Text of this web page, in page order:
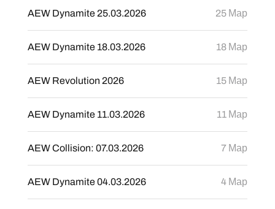
AEW Dynamite 25.03.2026 25 Мар
AEW Dynamite 18.03.2026 18 Мар
AEW Revolution 2026 15 Мар
AEW Dynamite 11.03.2026 11 Мар
AEW Collision: 07.03.2026 7 Мар
AEW Dynamite 04.03.2026 4 Мар